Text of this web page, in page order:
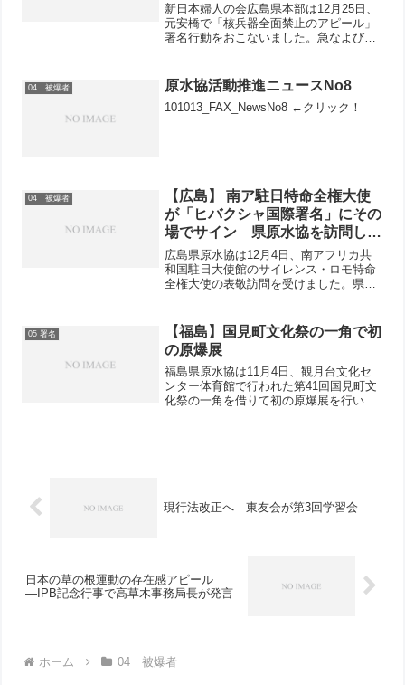
新日本婦人の会広島県本部は12月25日、
元安橋で「核兵器全面禁止のアピール」
署名行動をおこないました。急なよびか
かぶったり、NPT（核不拡散条約）再検
討会議ニューヨー...
04 被爆者 原水協活動推進ニュースNo8
101013_FAX_NewsNo8 ←クリック！
04 被爆者
【広島】 南ア駐日特命全権大使
が「ヒバクシャ国際署名」にその
場でサイン 県原水協を訪問し和
やかに懇談 自由のために女性の
活躍を強調
広島県原水協は12月4日、南アフリカ共
和国駐日大使館のサイレンス・ロモ特命
全権大使の表敬訪問を受けました。県原
て古田が、「核兵器全面禁止・廃絶のた
めに―ヒロシマ・ナガ...
05 署名
【福島】国見町文化祭の一角で初
の原爆展
福島県原水協は11月4日、観月台文化セ
ンター体育館で行われた第41回国見町文
化祭の一角を借りて初の原爆展を行い、
現行法改正へ 東友会が第3回学習会
日本の草の根運動の存在感アピール
―IPB記念行事で高草木事務局長が発言
ホーム 04 被爆者